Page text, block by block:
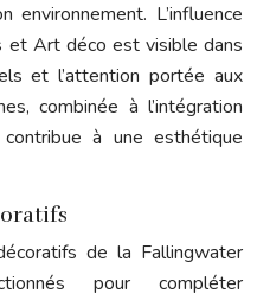
L’influence
Art déco est visible dans
et l’attention portée aux
combinée à l’intégration
à une esthétique
de la Fallingwater
pour compléter